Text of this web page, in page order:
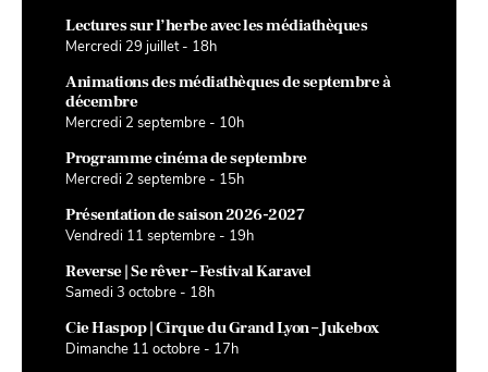
Lectures sur l’herbe avec les médiathèques
Mercredi 29 juillet - 18h
Animations des médiathèques de septembre à
décembre
Mercredi 2 septembre - 10h
Programme cinéma de septembre
Mercredi 2 septembre - 15h
Présentation de saison 2026-2027
Vendredi 11 septembre - 19h
Reverse | Se rêver – Festival Karavel
Samedi 3 octobre - 18h
Cie Haspop | Cirque du Grand Lyon – Jukebox
Dimanche 11 octobre - 17h